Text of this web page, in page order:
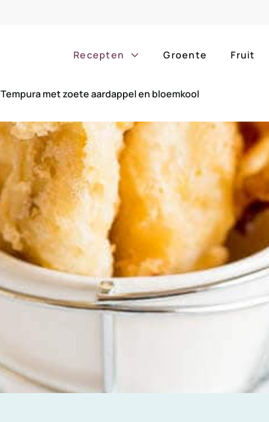
Recepten
ontbijt bijgerechten
lunch hoofdgerechten
borrelhapjes desserts
voorgerechten drankjes
Groente Fruit
Tempura met zoete aardappel en bloemkool